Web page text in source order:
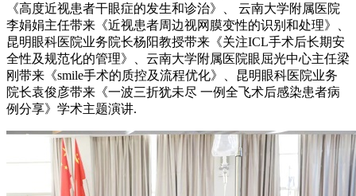
《高度近视患者干眼症的发生和诊治》、 云南大学附属医院
李娟娟主任带来《近视患者周边视网膜变性的识别和处理》、
昆明眼科医院业务院长杨阳教授带来《关注ICL手术后长期安
全性及规范化的管理》、云南大学附属医院眼屈光中心主任梁
刚带来《smile手术的质控及流程优化》、昆明眼科医院业务
院长袁俊彦带来《一波三折犹未尽 一例全飞术后感染患者病
例分享》学术主题演讲.